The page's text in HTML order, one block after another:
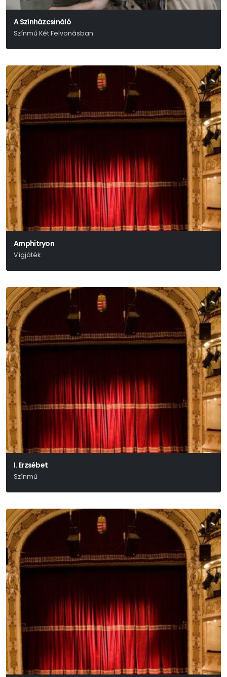
A Színházcsináló
Színmű Két Felvonásban
Amphitryon
Vígjáték
I. Erzsébet
Színmű